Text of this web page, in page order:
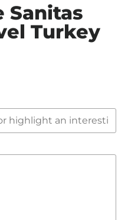
Sanitas
Turkey